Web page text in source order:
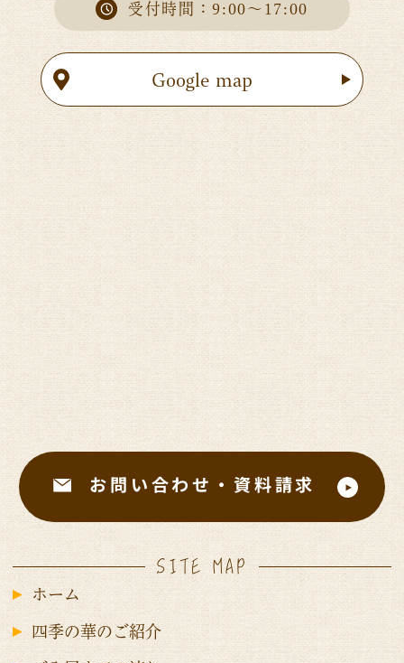
受付時間：9:00～17:00
Google map
お問い合わせ・資料請求
SITE MAP
ホーム
四季の華のご紹介